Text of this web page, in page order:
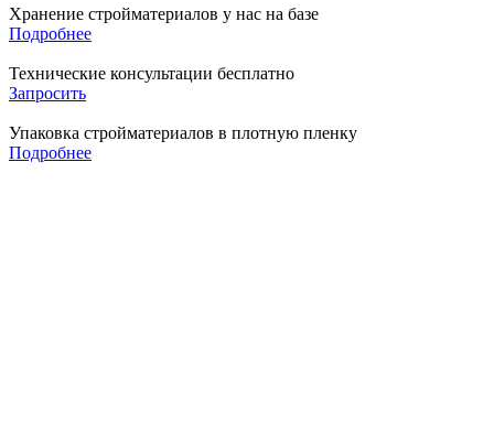
Хранение стройматериалов у нас на базе
Подробнее
Технические консультации бесплатно
Запросить
Упаковка стройматериалов в плотную пленку
Подробнее